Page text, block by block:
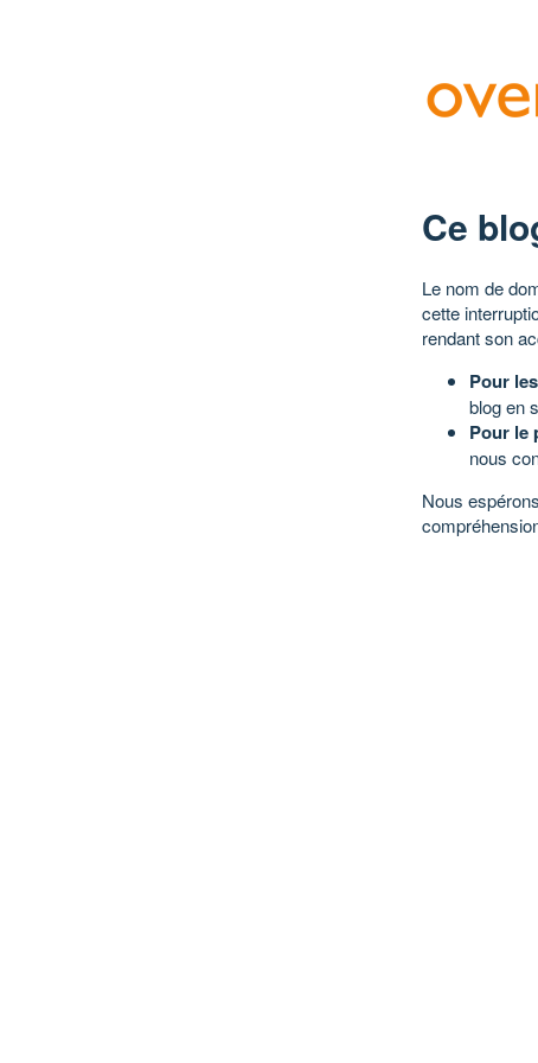
Ce
Le nom de
cette
rendant son
Pour
blog en
Pour le
nous
Nous